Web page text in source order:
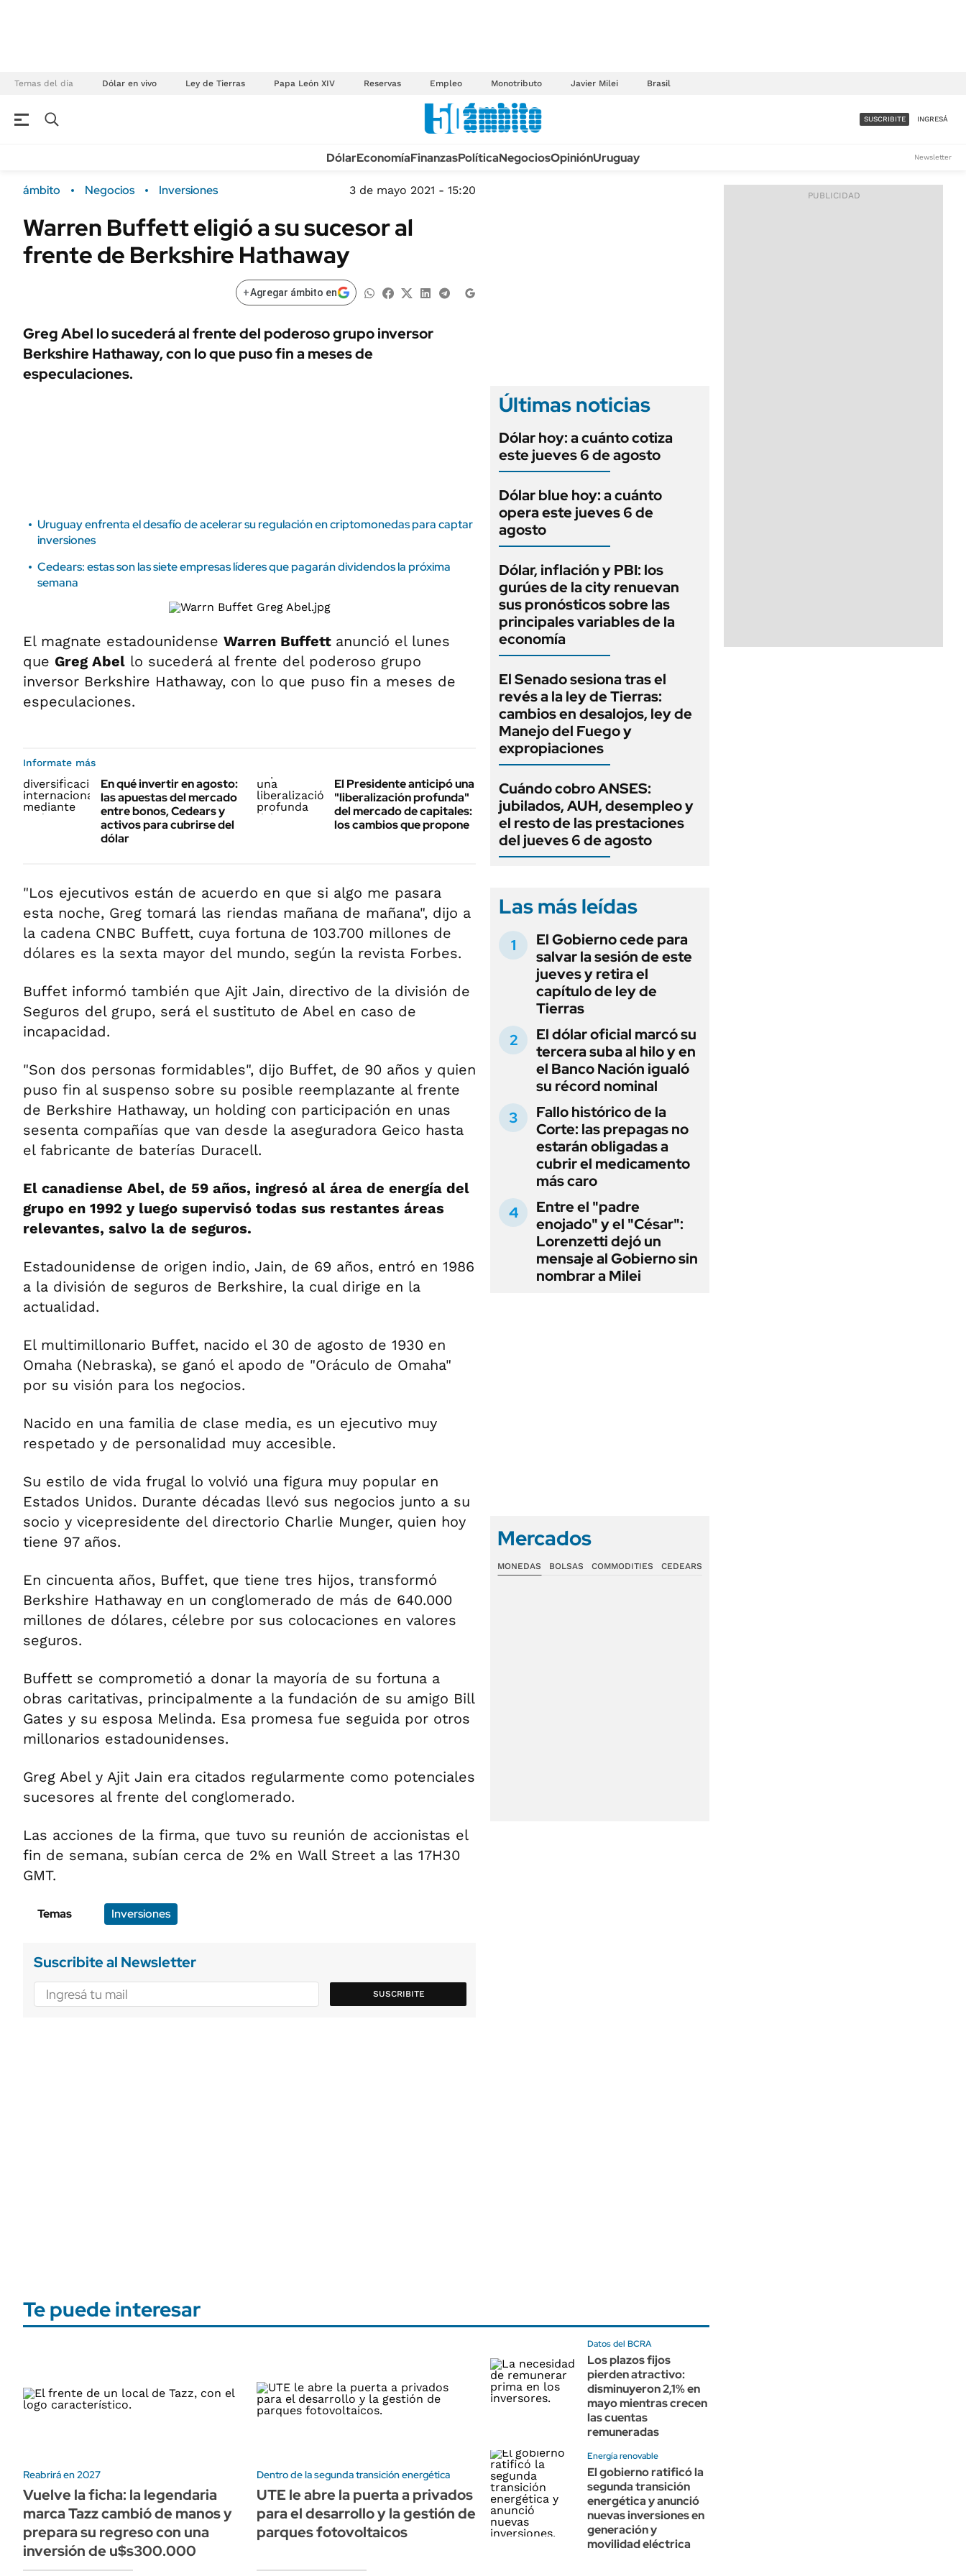
Temas del día Dólar en vivo Ley de Tierras Papa León XIV Reservas Empleo Monotributo Javier Milei Brasil
Campo
FINANZAS
ÁMBITO DEBATE
MEDIAKIT AMBITO DEBATE
Sustentabilidad
Seguros
POLÍTICA
TECNOLOGÍA
MÉXICO
MUNDO
LIFESTYLE
ACCESO FULL - $1.800/MES
SUSCRIBITE INGRESÁ
DólarEconomíaFinanzasPolíticaNegociosOpiniónUruguay Newsletter
ámbito Negocios Inversiones 3 de mayo 2021 - 15:20
Warren Buffett eligió a su sucesor al
frente de Berkshire Hathaway
+Agregar ámbito en
Greg Abel lo sucederá al frente del poderoso grupo inversor
Berkshire Hathaway, con lo que puso fin a meses de
especulaciones.
Uruguay enfrenta el desafío de acelerar su regulación en criptomonedas para captar
inversiones
Cedears: estas son las siete empresas líderes que pagarán dividendos la próxima
semana
El magnate estadounidense Warren Buffett anunció el lunes
que Greg Abel lo sucederá al frente del poderoso grupo
inversor Berkshire Hathaway, con lo que puso fin a meses de
especulaciones.
Informate más
En qué invertir en agosto:
las apuestas del mercado
entre bonos, Cedears y
activos para cubrirse del
dólar
El Presidente anticipó una
"liberalización profunda"
del mercado de capitales:
los cambios que propone
"Los ejecutivos están de acuerdo en que si algo me pasara
esta noche, Greg tomará las riendas mañana de mañana", dijo a
la cadena CNBC Buffett, cuya fortuna de 103.700 millones de
dólares es la sexta mayor del mundo, según la revista Forbes.
Buffet informó también que Ajit Jain, directivo de la división de
Seguros del grupo, será el sustituto de Abel en caso de
incapacidad.
"Son dos personas formidables", dijo Buffet, de 90 años y quien
puso fin al suspenso sobre su posible reemplazante al frente
de Berkshire Hathaway, un holding con participación en unas
sesenta compañías que van desde la aseguradora Geico hasta
el fabricante de baterías Duracell.
El canadiense Abel, de 59 años, ingresó al área de energía del
grupo en 1992 y luego supervisó todas sus restantes áreas
relevantes, salvo la de seguros.
Estadounidense de origen indio, Jain, de 69 años, entró en 1986
a la división de seguros de Berkshire, la cual dirige en la
actualidad.
El multimillonario Buffet, nacido el 30 de agosto de 1930 en
Omaha (Nebraska), se ganó el apodo de "Oráculo de Omaha"
por su visión para los negocios.
Nacido en una familia de clase media, es un ejecutivo muy
respetado y de personalidad muy accesible.
Su estilo de vida frugal lo volvió una figura muy popular en
Estados Unidos. Durante décadas llevó sus negocios junto a su
socio y vicepresidente del directorio Charlie Munger, quien hoy
tiene 97 años.
En cincuenta años, Buffet, que tiene tres hijos, transformó
Berkshire Hathaway en un conglomerado de más de 640.000
millones de dólares, célebre por sus colocaciones en valores
seguros.
Buffett se comprometió a donar la mayoría de su fortuna a
obras caritativas, principalmente a la fundación de su amigo Bill
Gates y su esposa Melinda. Esa promesa fue seguida por otros
millonarios estadounidenses.
Greg Abel y Ajit Jain era citados regularmente como potenciales
sucesores al frente del conglomerado.
Las acciones de la firma, que tuvo su reunión de accionistas el
fin de semana, subían cerca de 2% en Wall Street a las 17H30
GMT.
Temas Inversiones
Suscribite al Newsletter
SUSCRIBITE
Últimas noticias
Dólar hoy: a cuánto cotiza
este jueves 6 de agosto
Dólar blue hoy: a cuánto
opera este jueves 6 de
agosto
Dólar, inflación y PBI: los
gurúes de la city renuevan
sus pronósticos sobre las
principales variables de la
economía
El Senado sesiona tras el
revés a la ley de Tierras:
cambios en desalojos, ley de
Manejo del Fuego y
expropiaciones
Cuándo cobro ANSES:
jubilados, AUH, desempleo y
el resto de las prestaciones
del jueves 6 de agosto
Las más leídas
El Gobierno cede para
salvar la sesión de este
jueves y retira el
capítulo de ley de
Tierras
El dólar oficial marcó su
tercera suba al hilo y en
el Banco Nación igualó
su récord nominal
Fallo histórico de la
Corte: las prepagas no
estarán obligadas a
cubrir el medicamento
más caro
Entre el "padre
enojado" y el "César":
Lorenzetti dejó un
mensaje al Gobierno sin
nombrar a Milei
Mercados
MONEDAS BOLSAS COMMODITIES CEDEARS
Te puede interesar
Reabrirá en 2027
Vuelve la ficha: la legendaria
marca Tazz cambió de manos y
prepara su regreso con una
inversión de u$s300.000
Dentro de la segunda transición energética
UTE le abre la puerta a privados
para el desarrollo y la gestión de
parques fotovoltaicos
Datos del BCRA
Los plazos fijos
pierden atractivo:
disminuyeron 2,1% en
mayo mientras crecen
las cuentas
remuneradas
Energía renovable
El gobierno ratificó la
segunda transición
energética y anunció
nuevas inversiones en
generación y
movilidad eléctrica